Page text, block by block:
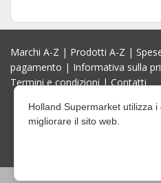
Marchi A-Z | Prodotti A-Z |
pagamento | Informativa sulla
Termini e condizioni|Contatti
Holland Supermarket utilizza
migliorare il sito web.